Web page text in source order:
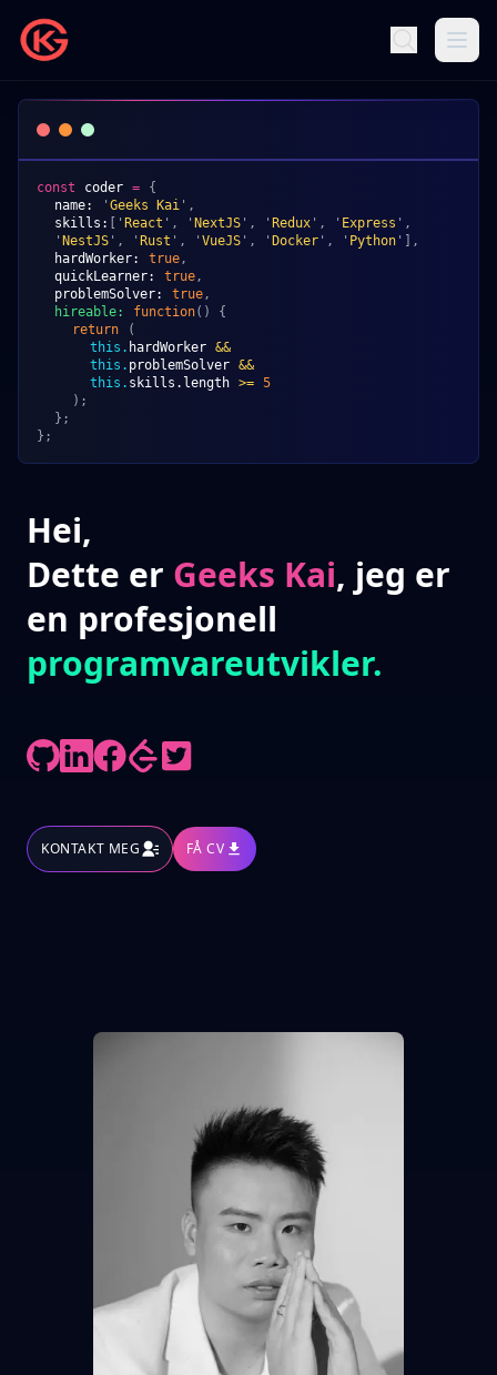
Hei,
Dette er Geeks Kai, jeg er
en profesjonell
programvareutvikler.
KONTAKT MEG FÅ CV
const coder =
{
name:
' Geeks Kai ',
skills:
[' React ', ' NextJS ', ' Redux ', ' Express ',
' NestJS ', ' Rust ', ' VueJS ', ' Docker ', ' Python '],
hardWorker:
true,
quickLearner:
true,
problemSolver:
true,
hireable:
function() {
return
(
this. hardWorker &&
this. problemSolver &&
this. skills.length >= 5
);
};
};